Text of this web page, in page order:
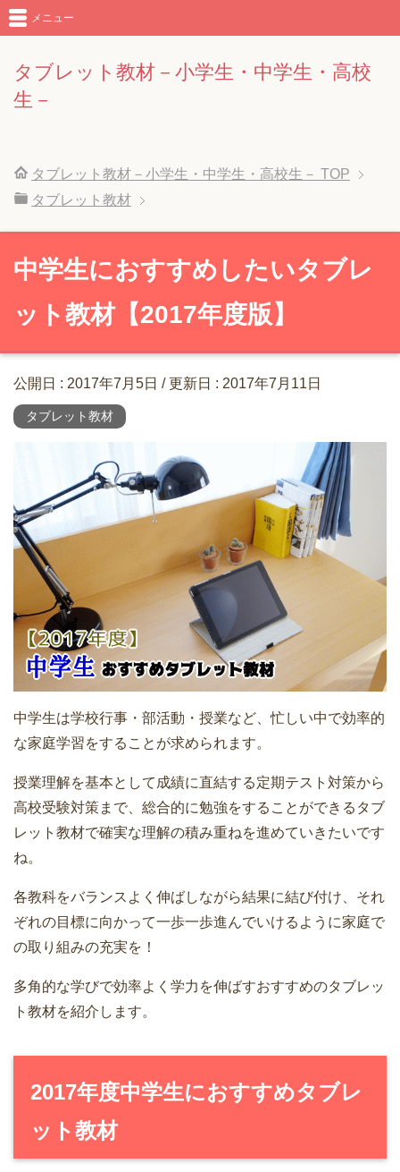
タブレット教材－小学生・中学生・高校
生－
メニュー
タブレット教材－小学生・中学生・高校生－ TOP
タブレット教材
中学生におすすめしたいタブレ
ット教材【2017年度版】
公開日 : 2017年7月5日 / 更新日 : 2017年7月11日
タブレット教材
中学生は学校行事・部活動・授業など、忙しい中で効率的
な家庭学習をすることが求められます。
授業理解を基本として成績に直結する定期テスト対策から
高校受験対策まで、総合的に勉強をすることができるタブ
レット教材で確実な理解の積み重ねを進めていきたいです
ね。
各教科をバランスよく伸ばしながら結果に結び付け、それ
ぞれの目標に向かって一歩一歩進んでいけるように家庭で
の取り組みの充実を！
多角的な学びで効率よく学力を伸ばすおすすめのタブレッ
ト教材を紹介します。
2017年度中学生におすすめタブレ
ット教材